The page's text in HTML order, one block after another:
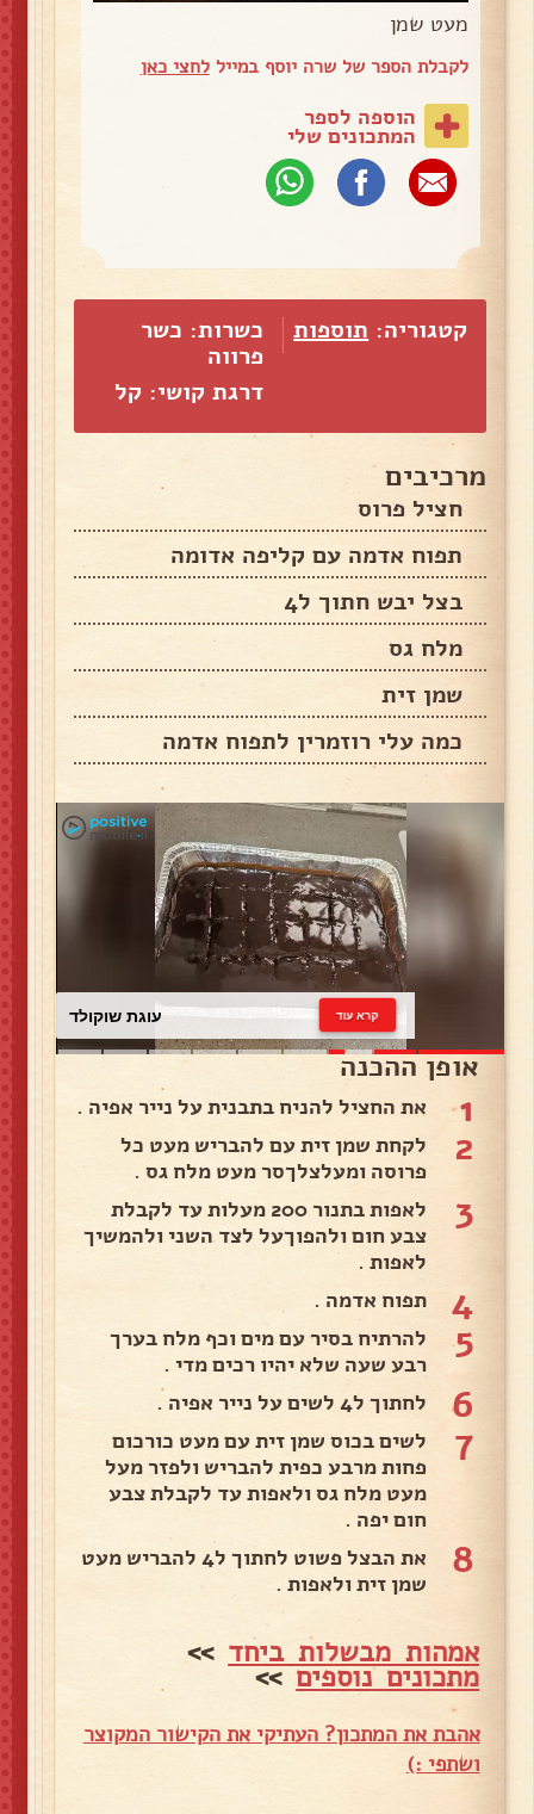
מעט שמן
לקבלת הספר של שרה יוסף במייללחצי כאן
הוספה לספר
המתכונים שלי
קטגוריה: תוספות
כשרות: כשר
פרווה
דרגת קושי: קל
מרכיבים
חציל פרוס
תפוח אדמה עם קליפה אדומה
בצל יבש חתוך ל4
מלח גס
שמן זית
כמה עלי רוזמרין לתפוח אדמה
עוגת שוקולד קרא עוד
אופן ההכנה
1 את החציל להניח בתבנית על נייר אפיה .
2
לקחת שמן זית עם להבריש מעט כל
פרוסה ומעלצלךסר מעט מלח גס .
3
לאפות בתנור 200 מעלות עד לקבלת
צבע חום ולהפוךעל לצד השני ולהמשיך
לאפות .
4 תפוח אדמה .
5
להרתיח בסיר עם מים וכף מלח בערך
רבע שעה שלא יהיו רכים מדי .
6 לחתוך ל4 לשים על נייר אפיה .
7
לשים בכוס שמן זית עם מעט כורכום
פחות מרבע כפית להבריש ולפזר מעל
מעט מלח גס ולאפות עד לקבלת צבע
חום יפה .
8
את הבצל פשוט לחתוך ל4 להבריש מעט
שמן זית ולאפות .
אמהות מבשלות ביחד >>
מתכונים נוספים>>
אהבת את המתכון? העתיקי את הקישור המקוצר
ושתפי :)